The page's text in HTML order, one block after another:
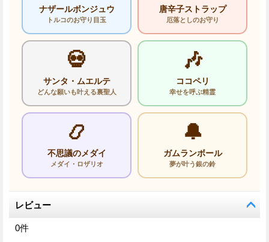
ナザールボンジュウ
トルコのお守り目玉
唐辛子ストラップ
厄落としのお守り
💀
サンタ・ムエルテ
どんな願いも叶える裏聖人
🎶
ココペリ
幸せを呼ぶ精霊
📿
不思議のメダイ
メダイ・ロザリオ
🔔
ガムランボール
夢が叶う銀の鈴
レビュー
0件